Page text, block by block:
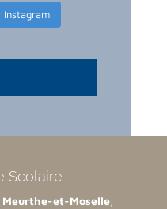
Instagram
Scolaire
Meurthe-et-Moselle,